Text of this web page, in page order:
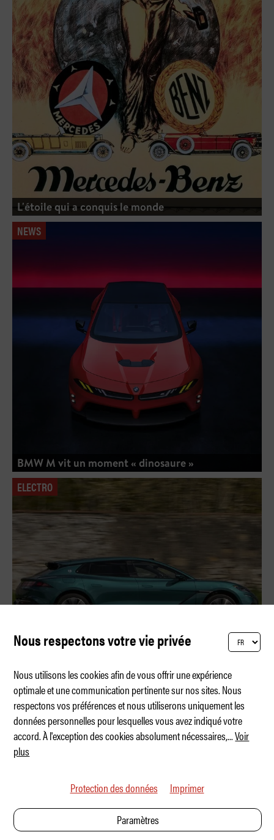
L'étoile qui a conquis le monde
NEWS
BMW M vit un moment « dinosaure »
ELECTRO
Denza Z9GT – La recharge éclair
Nous respectons votre vie privée
Nous utilisons les cookies afin de vous offrir une expérience
optimale et une communication pertinente sur nos sites. Nous
respectons vos préférences et nous utiliserons uniquement les
données personnelles pour lesquelles vous avez indiqué votre
accord. À l'exception des cookies absolument nécessaires,...Voir
plus
Protection des données Imprimer
Paramètres